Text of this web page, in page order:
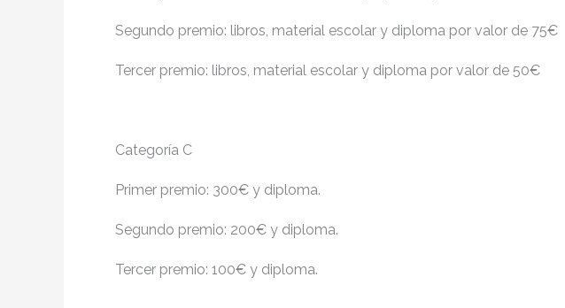
Segundo premio: libros, material escolar y diploma por valor de 75€
Tercer premio: libros, material escolar y diploma por valor de 50€
Categoría C
Primer premio: 300€ y diploma.
Segundo premio: 200€ y diploma.
Tercer premio: 100€ y diploma.